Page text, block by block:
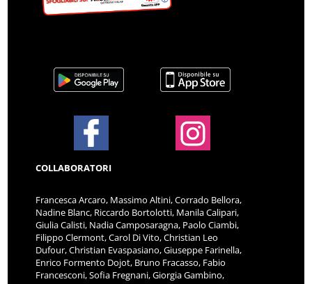
COLLABORATORI
Francesca Arcaro, Massimo Altini, Corrado Bellora,
Nadine Blanc, Riccardo Bortolotti, Manila Calipari,
Giulia Calisti, Nadia Camposaragna, Paolo Ciambi,
Filippo Clermont, Carol Di Vito, Christian Leo
Dufour, Christian Evaspasiano, Giuseppe Farinella,
Enrico Formento Dojot, Bruno Fracasso, Fabio
Francesconi, Sofia Fregnani, Giorgia Gambino,